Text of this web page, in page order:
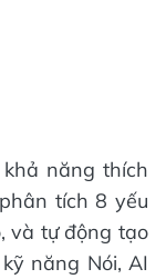
năng thích
tích 8 yếu
và tự động tạo
năng Nói, AI